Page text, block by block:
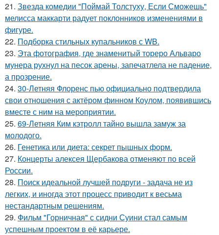
21. Звезда комедии "Поймай Толстуху, Если Сможешь"
мелисса маккарти радует поклонников изменениями в
фигуре.
22. Подборка стильных купальников с WB.
23. Эта фотография, где знаменитый тореро Альваро
мунера рухнул на песок арены, запечатлела не падение,
а прозрение.
24. 30-Летняя Флоренс пью официально подтвердила
свои отношения с актёром финном Коулом, появившись
вместе с ним на мероприятии.
25. 69-Летняя Ким кэтролл тайно вышла замуж за
молодого.
26. Генетика или диета: секрет пышных форм.
27. Концерты алексея Щербакова отменяют по всей
России.
28. Поиск идеальной лучшей подруги - задача не из
легких, и иногда этот процесс приводит к весьма
нестандартным решениям.
29. Фильм "Горничная" с сидни Суини стал самым
успешным проектом в её карьере.